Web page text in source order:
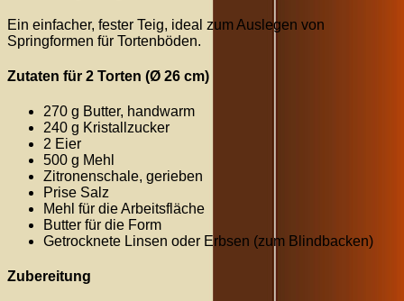
Ein einfacher, fester Teig, ideal zum Auslegen von
Springformen für Tortenböden.
Zutaten für 2 Torten (Ø 26 cm)
270 g Butter, handwarm
240 g Kristallzucker
2 Eier
500 g Mehl
Zitronenschale, gerieben
Prise Salz
Mehl für die Arbeitsfläche
Butter für die Form
Getrocknete Linsen oder Erbsen (zum Blindbacken)
Zubereitung